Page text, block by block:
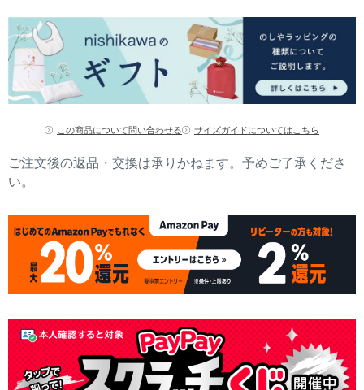
この商品について問い合わせる サイズガイドについてはこちら
ご注文後の返品・交換は承りかねます。予めご了承くださ
い。